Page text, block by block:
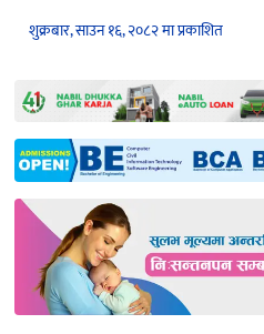
शुक्रबार, साउन १६, २०८२ मा प्रकाशित